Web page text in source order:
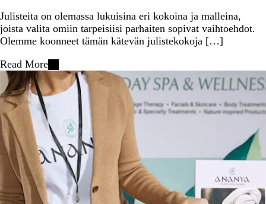
Julisteita on olemassa lukuisina eri kokoina ja malleina,
joista valita omiin tarpeisiisi parhaiten sopivat vaihtoehdot.
Olemme koonneet tämän kätevän julistekokoja […]
Read More